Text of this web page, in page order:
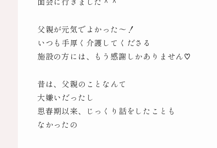
父親が元気でよかった～！
いつも手厚く介護してくださる
施設の方には、もう感謝しかありません♡
昔は、父親のことなんて
大嫌いだったし
思春期以来、じっくり話をしたことも
なかったの